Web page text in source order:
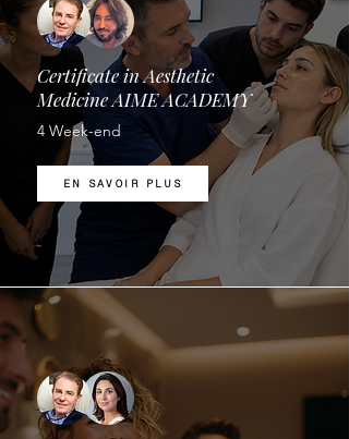
Certificate in Aesthetic
Medicine AIME ACADEMY
4 Week-end
EN SAVOIR PLUS